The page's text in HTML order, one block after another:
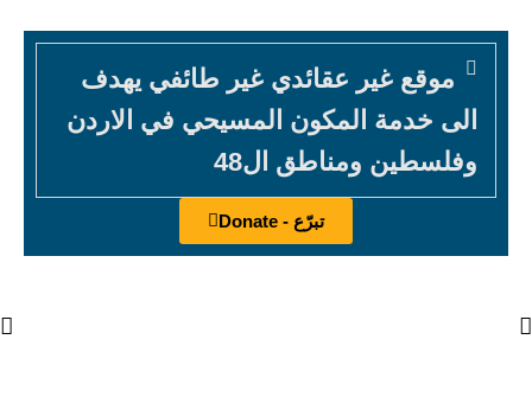
موقع غير عقائدي غير طائفي يهدف
الى خدمة المكون المسيحي في الاردن
وفلسطين ومناطق ال48
تبرّع - Donate